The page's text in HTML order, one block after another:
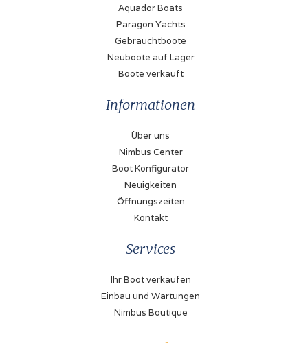
Aquador Boats
Paragon Yachts
Gebrauchtboote
Neuboote auf Lager
Boote verkauft
Informationen
Über uns
Nimbus Center
Boot Konfigurator
Neuigkeiten
Öffnungszeiten
Kontakt
Services
Ihr Boot verkaufen
Einbau und Wartungen
Nimbus Boutique